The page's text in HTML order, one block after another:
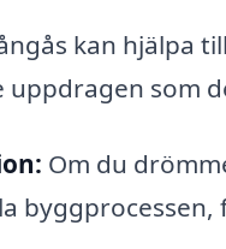
kan hjälpa
uppdragen som
Om du